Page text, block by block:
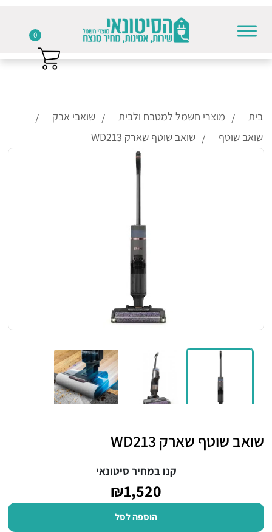
בית מוצרי חשמל למטבח ולבית
שואבי אבק
שואב שוטף
שואב שוטף שארק WD213
שואב שוטף שארק WD213
קנו במחיר סיטונאי
₪1,520
הוספה לסל
0